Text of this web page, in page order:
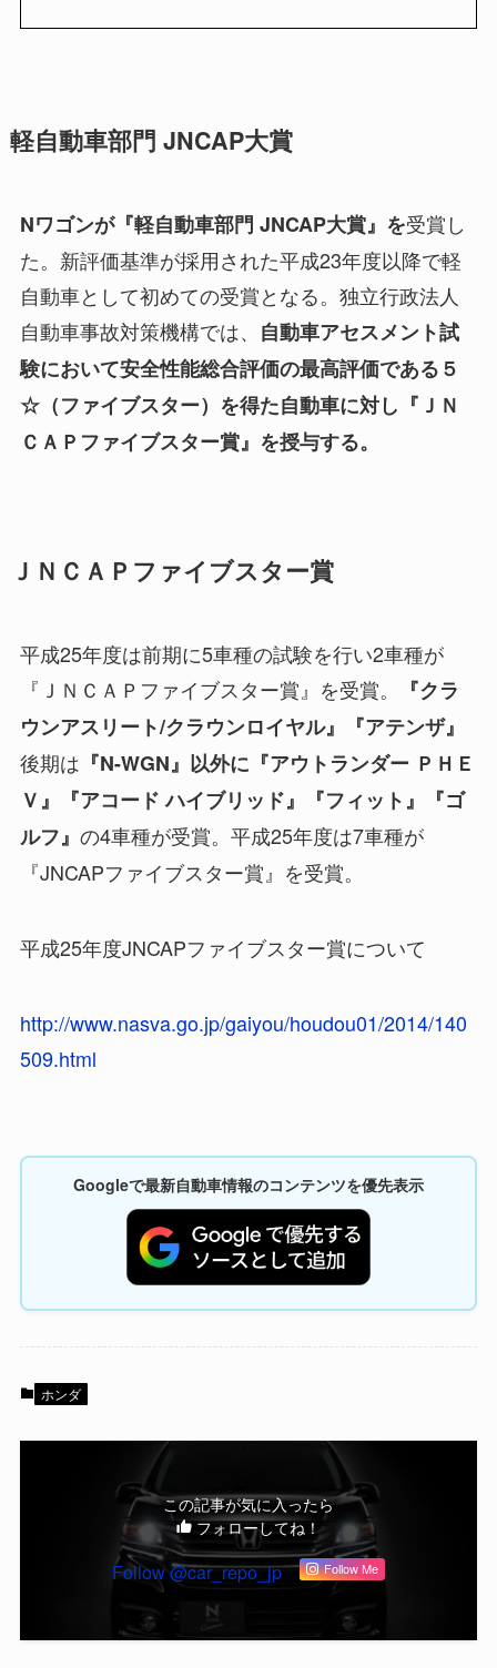
軽自動車部門 JNCAP大賞
Nワゴンが『軽自動車部門 JNCAP大賞』を受賞し
た。新評価基準が採用された平成23年度以降で軽
自動車として初めての受賞となる。独立行政法人
自動車事故対策機構では、 自動車アセスメント試
験において安全性能総合評価の最高評価である５
☆（ファイブスター）を得た自動車に対し『ＪＮ
ＣＡＰファイブスター賞』を授与する。
ＪＮＣＡＰファイブスター賞
平成25年度は前期に5車種の試験を行い2車種が
『ＪＮＣＡＰファイブスター賞』を受賞。
『クラ
ウンアスリート/クラウンロイヤル』『アテンザ』
後期は 『N-WGN』以外に『アウトランダー ＰＨＥ
Ｖ』『アコード ハイブリッド』『フィット』『ゴ
ルフ』 の4車種が受賞。平成25年度は7車種が
『JNCAPファイブスター賞』を受賞。
平成25年度JNCAPファイブスター賞について
http://www.nasva.go.jp/gaiyou/houdou01/2014/140
509.html
Googleで最新自動車情報のコンテンツを優先表示
ホンダ
この記事が気に入ったら
フォローしてね！
Follow @car_repo_jp Follow Me